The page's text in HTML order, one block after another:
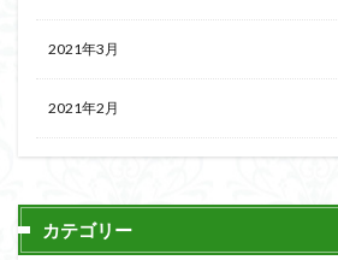
2021年3月
2021年2月
カテゴリー